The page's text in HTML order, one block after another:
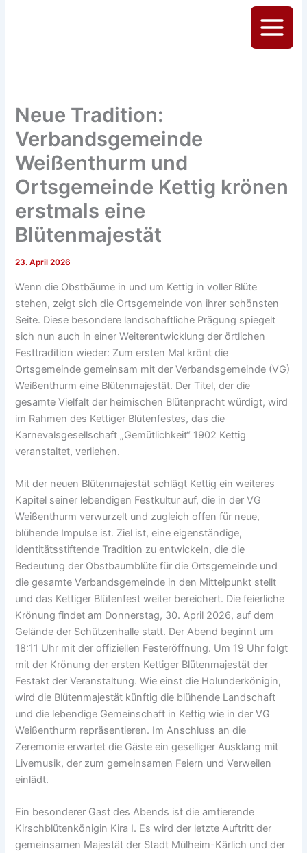
Main
Neue Tradition:
Verbandsgemeinde
Weißenthurm und
Ortsgemeinde Kettig krönen
erstmals eine
Blütenmajestät
23. April 2026
Wenn die Obstbäume in und um Kettig in voller Blüte
stehen, zeigt sich die Ortsgemeinde von ihrer schönsten
Seite. Diese besondere landschaftliche Prägung spiegelt
sich nun auch in einer Weiterentwicklung der örtlichen
Festtradition wieder: Zum ersten Mal krönt die
Ortsgemeinde gemeinsam mit der Verbandsgemeinde (VG)
Weißenthurm eine Blütenmajestät. Der Titel, der die
gesamte Vielfalt der heimischen Blütenpracht würdigt, wird
im Rahmen des Kettiger Blütenfestes, das die
Karnevalsgesellschaft „Gemütlichkeit“ 1902 Kettig
veranstaltet, verliehen.
Mit der neuen Blütenmajestät schlägt Kettig ein weiteres
Kapitel seiner lebendigen Festkultur auf, die in der VG
Weißenthurm verwurzelt und zugleich offen für neue,
blühende Impulse ist. Ziel ist, eine eigenständige,
identitätsstiftende Tradition zu entwickeln, die die
Bedeutung der Obstbaumblüte für die Ortsgemeinde und
die gesamte Verbandsgemeinde in den Mittelpunkt stellt
und das Kettiger Blütenfest weiter bereichert. Die feierliche
Krönung findet am Donnerstag, 30. April 2026, auf dem
Gelände der Schützenhalle statt. Der Abend beginnt um
18:11 Uhr mit der offiziellen Festeröffnung. Um 19 Uhr folgt
mit der Krönung der ersten Kettiger Blütenmajestät der
Festakt der Veranstaltung. Wie einst die Holunderkönigin,
wird die Blütenmajestät künftig die blühende Landschaft
und die lebendige Gemeinschaft in Kettig wie in der VG
Weißenthurm repräsentieren. Im Anschluss an die
Zeremonie erwartet die Gäste ein geselliger Ausklang mit
Livemusik, der zum gemeinsamen Feiern und Verweilen
einlädt.
Ein besonderer Gast des Abends ist die amtierende
Kirschblütenkönigin Kira I. Es wird der letzte Auftritt der
gemeinsamen Majestät der Stadt Mülheim-Kärlich und der